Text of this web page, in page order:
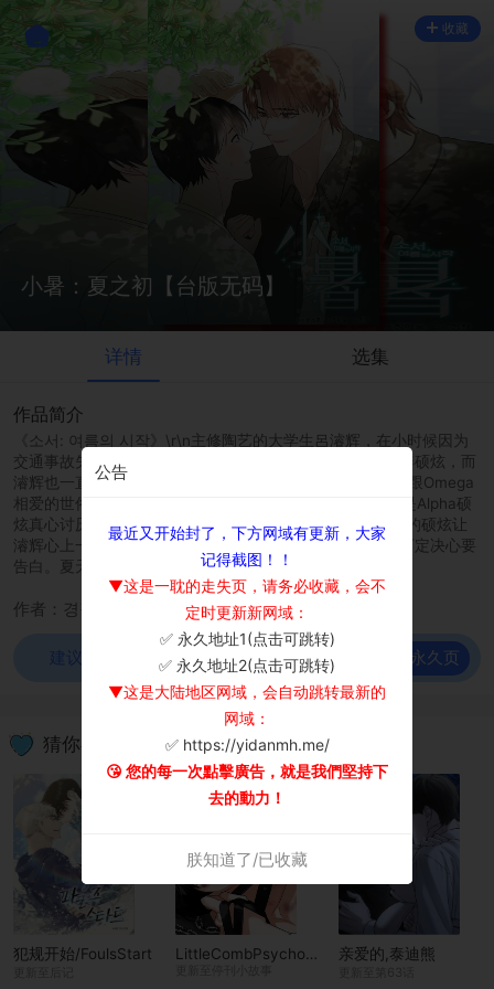
小暑：夏之初【台版无码】
收藏
详情 选集
作品简介
《소서: 여름의 시작》\r\n主修陶艺的大学生呂濬辉，在小时候因为
交通事故失去了父母，身边能够依靠的的只有一起长大的姜硕炫，而
濬辉也一直单恋着温柔对待自己的硕炫。但是在Alpha必须跟Omega
相爱的世俗观念下，身为Beta的濬辉唯一怀抱的希望，就是Alpha硕
炫真心讨厌Omega、喜欢Beta的这个事实。作为当红演员的硕炫让
濬辉心上一直悬着一颗大石头，但是那不变的温柔让濬辉下定决心要
告白。夏天到来，某天，濬辉的身体开始产生了变化…\r\n
作者：경작
建议使用谷歌浏览器观看！ 前往永久页
猜你喜欢
犯规开始/FoulsStart 亲爱的,泰迪熊
公告
最近又开始封了，下方网域有更新，大家
记得截图！！
▼这是一耽的走失页，请务必收藏，会不
定时更新新网域：
✅ 永久地址1(点击可跳转)
✅ 永久地址2(点击可跳转)
▼这是大陆地区网域，会自动跳转最新的
网域：
✅ https://yidanmh.me/
😘 您的每一次點擊廣告，就是我們堅持下
去的動力！
朕知道了/已收藏